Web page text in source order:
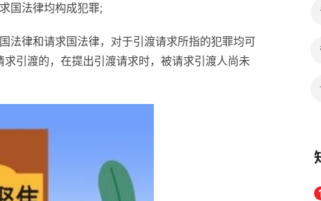
国法律均构成犯罪;
法律和请求国法律，对于引渡请求所指的犯罪均可
引渡的，在提出引渡请求时，被请求引渡人尚未